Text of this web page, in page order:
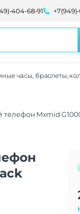
404-68-91
часы, браслеты,
Mxmid